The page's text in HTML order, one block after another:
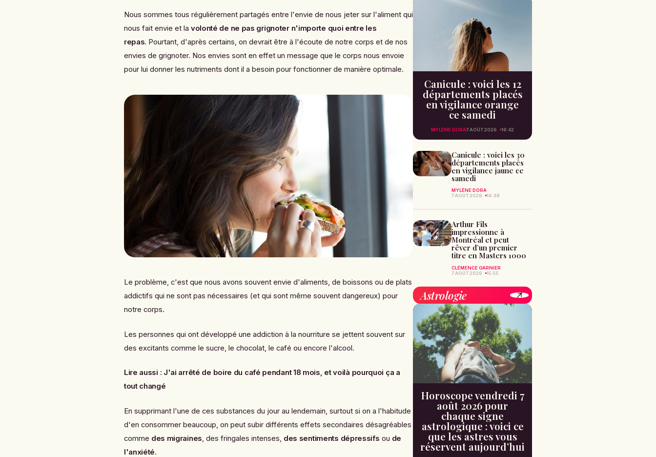
Nous sommes tous régulièrement partagés entre l'envie de nous jeter sur l'aliment qui
nous fait envie et la volonté de ne pas grignoter n'importe quoi entre les
repas. Pourtant, d'après certains, on devrait être à l'écoute de notre corps et de nos
envies de grignoter. Nos envies sont en effet un message que le corps nous envoie
pour lui donner les nutriments dont il a besoin pour fonctionner de manière optimale.
Le problème, c'est que nous avons souvent envie d'aliments, de boissons ou de plats
addictifs qui ne sont pas nécessaires (et qui sont même souvent dangereux) pour
notre corps.
Les personnes qui ont développé une addiction à la nourriture se jettent souvent sur
des excitants comme le sucre, le chocolat, le café ou encore l'alcool.
Lire aussi : J'ai arrêté de boire du café pendant 18 mois, et voilà pourquoi ça a
tout changé
En supprimant l'une de ces substances du jour au lendemain, surtout si on a l'habitude
d'en consommer beaucoup, on peut subir différents effets secondaires désagréables
comme des migraines , des fringales intenses, des sentiments dépressifs ou de
l'anxiété.
Canicule : voici les 12
départements placés
en vigilance orange
ce samedi
MYLÈNE DORA7 AOÛT 2026 16:42
Canicule : voici les 30
départements placés
en vigilance jaune ce
samedi
MYLÈNE DORA
7 AOÛT 2026
16:38
Arthur Fils
impressionne à
Montréal et peut
rêver d’un premier
titre en Masters 1000
CLÉMENCE GARNIER
7 AOÛT 2026
15:55
Astrologie
Horoscope vendredi 7
août 2026 pour
chaque signe
astrologique : voici ce
que les astres vous
réservent aujourd’hui